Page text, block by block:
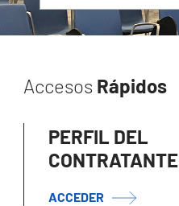
Accesos Rápidos
PERFIL DEL
CONTRATANTE
ACCEDER